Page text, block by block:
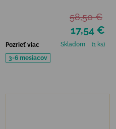
17,54 €
58,50 €
Pozrieť viac Skladom
(1 ks)
3-6 mesiacov